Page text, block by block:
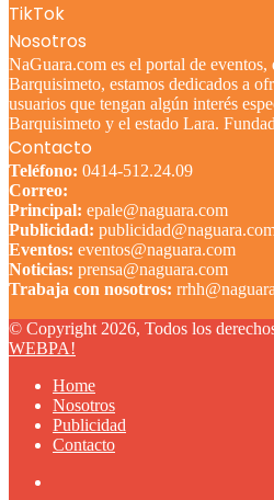
TikTok
Nosotros
NaGuara.com es el portal de
Barquisimeto, estamos dedicados a
usuarios que tengan algún interés
Barquisimeto y el estado Lara.
Contacto
Teléfono: 0414-512.24.09
Correo:
Principal: epale@naguara.com
Publicidad:
Eventos: eventos@naguara.com
Noticias: prensa@naguara.com
Trabaja con nosotros:
© Copyright 2026, Todos los
WEBPA!
Home
Nosotros
Publicidad
Contacto